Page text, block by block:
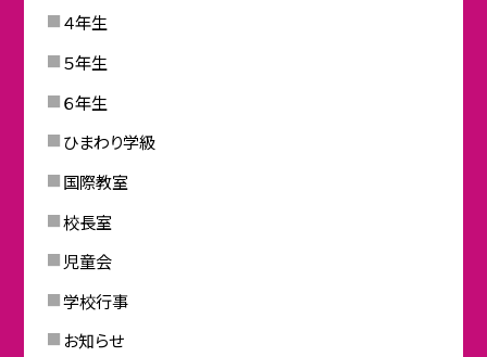
４年生
５年生
６年生
ひまわり学級
国際教室
校長室
児童会
学校行事
お知らせ